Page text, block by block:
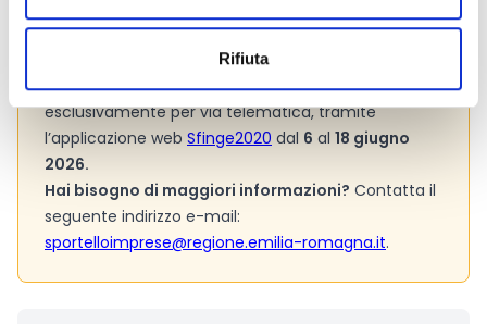
Rifiuta
Consigli degli esperti
Le domande di contributo dovranno essere
compilate, validate ed inviate alla Regione,
esclusivamente per via telematica, tramite
l’applicazione web Sfinge2020 dal 6 al 18 giugno
2026.
Hai bisogno di maggiori informazioni? Contatta il
seguente indirizzo e-mail:
sportelloimprese@regione.emilia-romagna.it.